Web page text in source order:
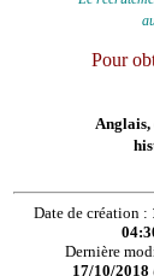
Pour
Anglais,
Date de création :
Dernière
17/10/2018